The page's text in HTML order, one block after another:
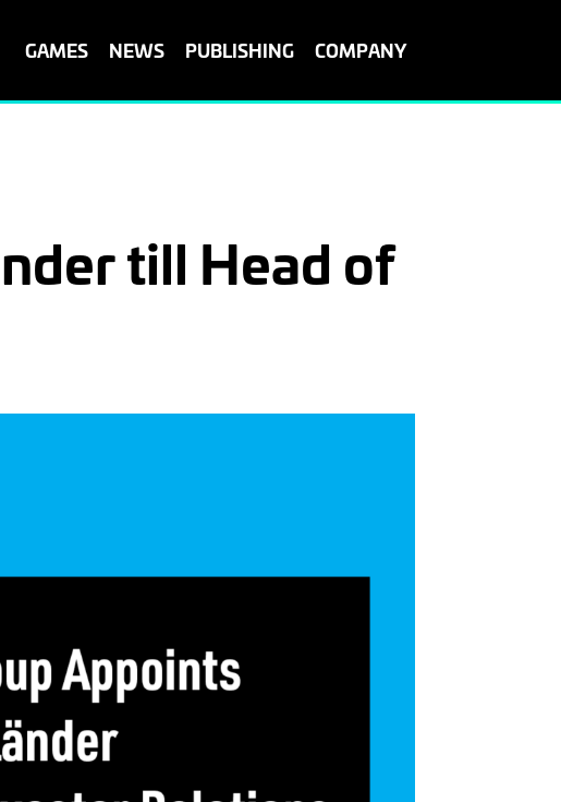
GAMES NEWS PUBLISHING COMPANY
till Head of